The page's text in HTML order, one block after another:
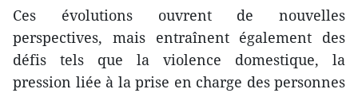
Ces évolutions ouvrent de nouvelles
perspectives, mais entraînent également des
défis tels que la violence domestique, la
pression liée à la prise en charge des personnes